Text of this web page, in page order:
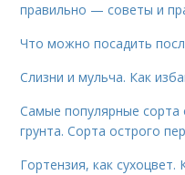
правильно — советы и
Что можно посадить
Слизни и мульча. Как
Самые популярные сорта
грунта. Сорта острого
Гортензия, как сухоцвет.